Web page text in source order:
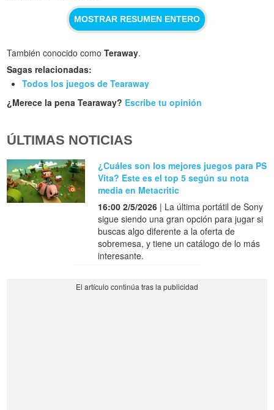
MOSTRAR RESUMEN ENTERO
También conocido comoTeraway.
Sagas relacionadas:
Todos los juegos de Tearaway
¿Merece la pena Tearaway? Escribe tu opinión
ÚLTIMAS NOTICIAS
¿Cuáles son los mejores juegos para PS
Vita? Este es el top 5 según su nota
media en Metacritic
16:00 2/5/2026 | La última portátil de Sony
sigue siendo una gran opción para jugar si
buscas algo diferente a la oferta de
sobremesa, y tiene un catálogo de lo más
interesante.